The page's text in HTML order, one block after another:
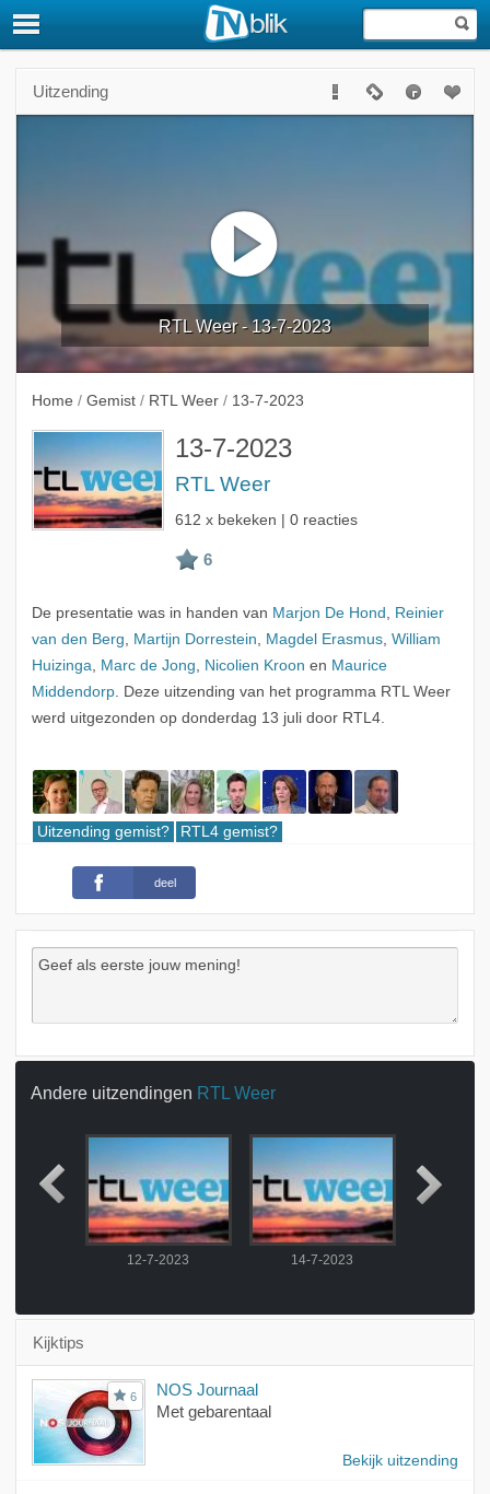
Uitzending
RTL Weer - 13-7-2023
Home / Gemist / RTL Weer / 13-7-2023
13-7-2023
RTL Weer
612 x bekeken | 0 reacties
De presentatie was in handen van Marjon De Hond , Reinier
van den Berg, Martijn Dorrestein, Magdel Erasmus, William
Huizinga, Marc de Jong, Nicolien Kroon en Maurice
Middendorp. Deze uitzending van het programma RTL Weer
werd uitgezonden op donderdag 13 juli door RTL4.
Uitzending gemist? RTL4 gemist?
deel
Andere uitzendingen RTL Weer
12-7-2023 14-7-2023
Kijktips
6
NOS Journaal
Met gebarentaal
Bekijk uitzending